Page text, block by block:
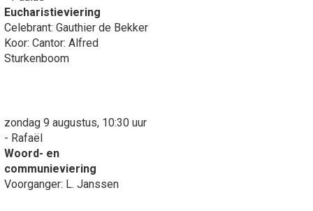
Eucharistieviering
Celebrant: Gauthier de Bekker
Koor: Cantor: Alfred
Sturkenboom
zondag 9 augustus, 10:30 uur
- Rafaël
Woord- en
communieviering
Voorganger: L. Janssen